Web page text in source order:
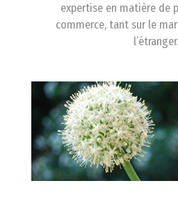
expertise en matière de
commerce, tant sur le
l’étranger.